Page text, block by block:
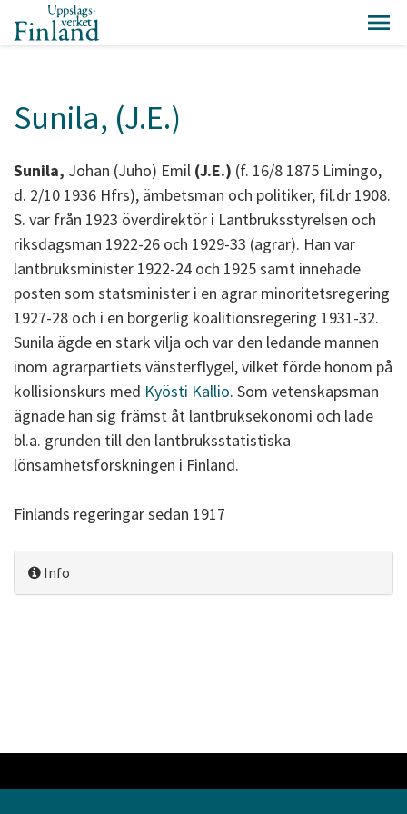
Sunila, (J.E.)
Sunila, Johan (Juho) Emil (J.E.) (f. 16/8 1875 Limingo,
d. 2/10 1936 Hfrs), ämbetsman och politiker, fil.dr 1908.
S. var från 1923 överdirektör i Lantbruksstyrelsen och
riksdagsman 1922-26 och 1929-33 (agrar). Han var
lantbruksminister 1922-24 och 1925 samt innehade
posten som statsminister i en agrar minoritetsregering
1927-28 och i en borgerlig koalitionsregering 1931-32.
Sunila ägde en stark vilja och var den ledande mannen
inom agrarpartiets vänsterflygel, vilket förde honom på
kollisionskurs med Kyösti Kallio. Som vetenskapsman
ägnade han sig främst åt lantbruksekonomi och lade
bl.a. grunden till den lantbruksstatistiska
lönsamhetsforskningen i Finland.
Finlands regeringar sedan 1917
Info